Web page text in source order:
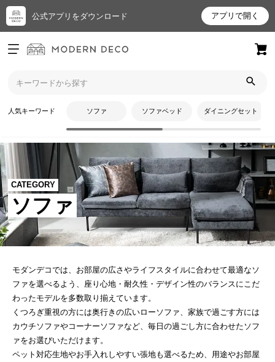
公式アプリをダウンロード アプリで開く
ログイン
新規会員登録
お
入
り
ア
イ
テ
ム
人気キーワード ソファ ソファベッド ダイニングセット
CATEGORY
ソファ
モダンデコでは、お部屋の広さやライフスタイルに合わせて最適なソ
ファを選べるよう、座り心地・耐久性・デザイン性のバランスにこだ
わったモデルを多数取り揃えています。
くつろぎ重視の方には奥行きの広いローソファ、家族で過ごす方には
カウチソファやコーナーソファなど、毎日の過ごし方に合わせたソフ
ァをお選びいただけます。
ペット対応生地やお手入れしやすい張地も選べるため、用途やお部屋